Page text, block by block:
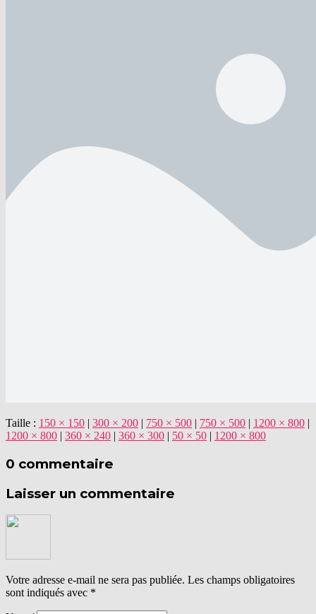
Taille : 150 × 150 | 300 × 200 | 750 × 500 | 750 × 500 | 1200 × 800 |
1200 × 800 | 360 × 240 | 360 × 300 | 50 × 50 | 1200 × 800
0 commentaire
Laisser un commentaire
Votre adresse e-mail ne sera pas publiée. Les champs obligatoires
sont indiqués avec *